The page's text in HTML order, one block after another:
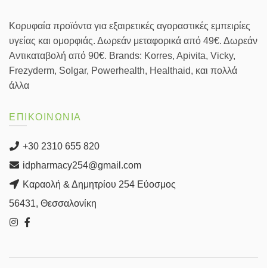
Κορυφαία προϊόντα για εξαιρετικές αγοραστικές εμπειρίες
υγείας και ομορφιάς. Δωρεάν μεταφορικά από 49€. Δωρεάν
Αντικαταβολή από 90€. Brands: Korres, Apivita, Vicky,
Frezyderm, Solgar, Powerhealth, Healthaid, και πολλά
άλλα
ΕΠΙΚΟΙΝΩΝΙΑ
+30 2310 655 820
idpharmacy254@gmail.com
Καραολή & Δημητρίου 254 Εύοσμος
56431, Θεσσαλονίκη